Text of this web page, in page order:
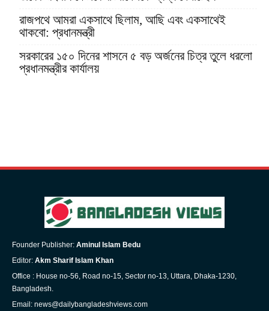
রাজপথে আমরা একসাথে ছিলাম, আছি এবং একসাথেই
থাকবো: প্রধানমন্ত্রী
সরকারের ১৫০ দিনের শাসনে ৫ বড় অর্জনের চিত্র তুলে ধরলো
প্রধানমন্ত্রীর কার্যালয়
Founder Publisher: Aminul Islam Bedu
Editor: Akm Sharif Islam Khan
Office : House no-56, Road no-15, Sector no-13, Uttara, Dhaka-1230,
Bangladesh.
Email: news@dailybangladeshviews.com